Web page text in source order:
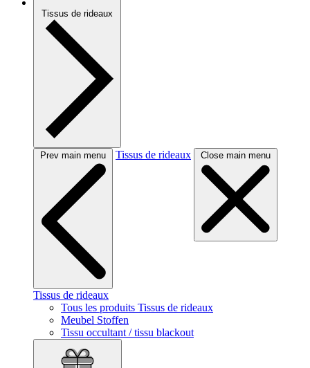
Tissus de rideaux
Prev main menu Tissus de rideaux Close main menu
Tissus de rideaux
Tous les produits Tissus de rideaux
Meubel Stoffen
Tissu occultant / tissu blackout